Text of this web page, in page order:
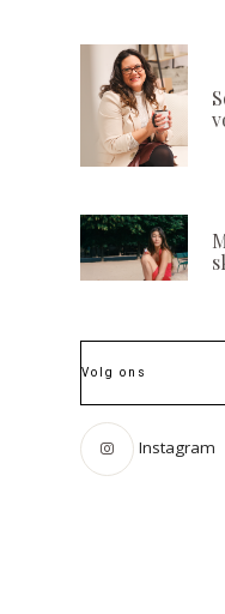
Volg ons
Instagram